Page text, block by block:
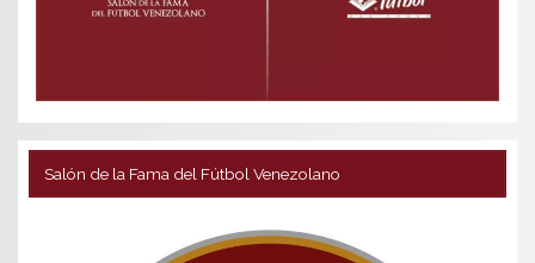
Salón de la Fama del Fútbol Venezolano